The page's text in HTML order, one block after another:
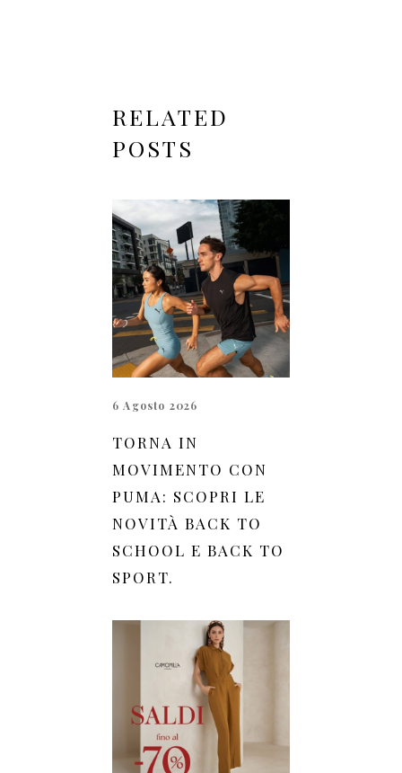
RELATED
POSTS
6 Agosto 2026
TORNA IN
MOVIMENTO CON
PUMA: SCOPRI LE
NOVITÀ BACK TO
SCHOOL E BACK TO
SPORT.